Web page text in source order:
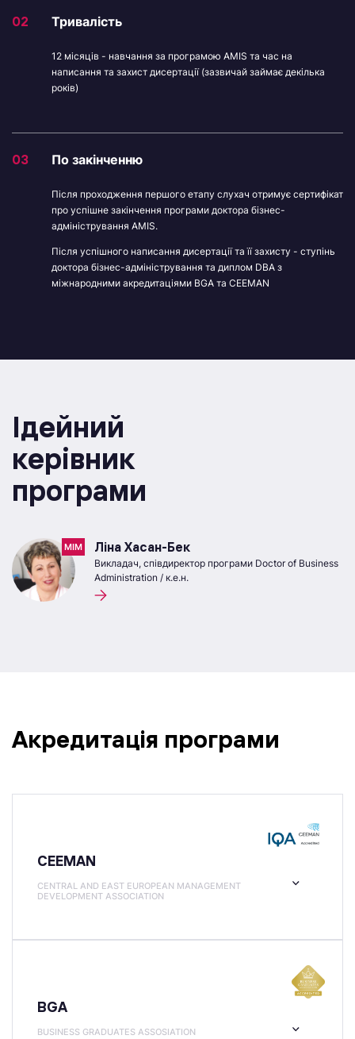
02 Тривалість
12 місяців - навчання за програмою AMIS та час на
написання та захист дисертації (зазвичай займає декілька
років)
03 По закінченню
Після проходження першого етапу слухач отримує сертифікат
про успішне закінчення програми доктора бізнес-
адміністрування AMIS.
Після успішного написання дисертації та її захисту - ступінь
доктора бізнес-адміністрування та диплом DBA з
міжнародними акредитаціями BGA та CEEMAN
Ідейний
керівник
програми
МІМ Ліна Хасан-Бек
Викладач, співдиректор програми Doctor of Business
Administration / к.е.н.
Акредитація програми
CEEMAN
CENTRAL AND EAST EUROPEAN MANAGEMENT
DEVELOPMENT ASSOCIATION
BGA
BUSINESS GRADUATES ASSOSIATION